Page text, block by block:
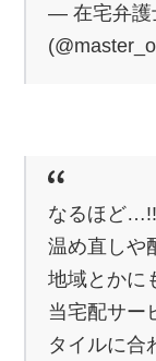
— 在宅弁護
なるほど…!!
温め直しや
地域とかに
当宅配サー
タイルに合